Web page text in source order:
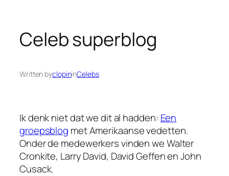
Celeb superblog
Written byclopininCelebs
Ik denk niet dat we dit al hadden: Een
groepsblog met Amerikaanse vedetten.
Onder de medewerkers vinden we Walter
Cronkite, Larry David, David Geffen en John
Cusack.